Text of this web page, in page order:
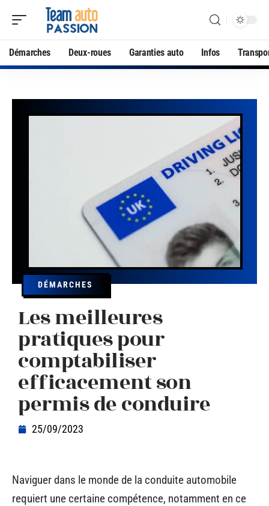
Démarches Deux-roues Garanties auto Infos
DÉMARCHES
Les meilleures
pratiques pour
comptabiliser
efficacement son
permis de conduire
25/09/2023
Naviguer dans le monde de la conduite automobile
requiert une certaine compétence, notamment en ce